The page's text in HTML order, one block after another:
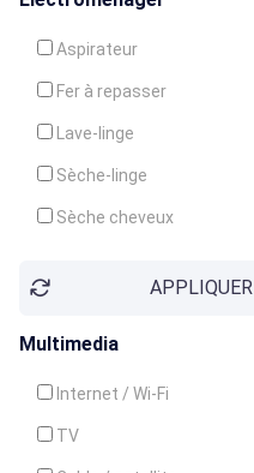
Aspirateur
Fer à repasser
Lave-linge
Sèche-linge
Sèche cheveux
APPLIQUER
Multimedia
Internet / Wi-Fi
TV